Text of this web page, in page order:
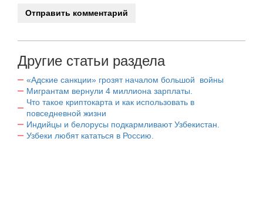
Другие статьи раздела
«Адские санкции» грозят началом большой войны
Мигрантам вернули 4 миллиона зарплаты.
Что такое криптокарта и как использовать в
повседневной жизни
Индийцы и белорусы подкармливают Узбекистан.
Узбеки любят кататься в Россию.